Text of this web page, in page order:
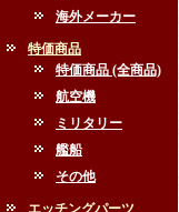
海外メーカー
特価商品
特価商品 (全商品)
航空機
ミリタリー
艦船
その他
エッチングパーツ